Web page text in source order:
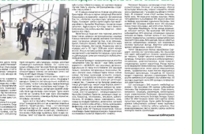
20
«ЖАСЫЛ ЕЛ» ЕҢБЕК
ҚАТЫСУЫМЕН
ӨТТІ
20